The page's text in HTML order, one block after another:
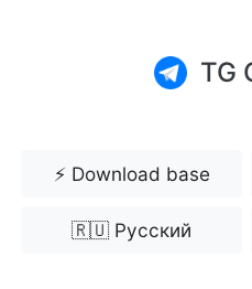
TG
⚡️ Download base
🇷🇺 Русский